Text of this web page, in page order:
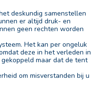
deskundig samenstellen
er altijd druk- en
geen rechten worden
Het kan per ongeluk
deze in het verleden in
maar dat de tent
om misverstanden bij u